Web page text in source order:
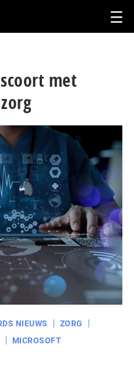
met
NIEUWS
ZORG
MICROSOFT